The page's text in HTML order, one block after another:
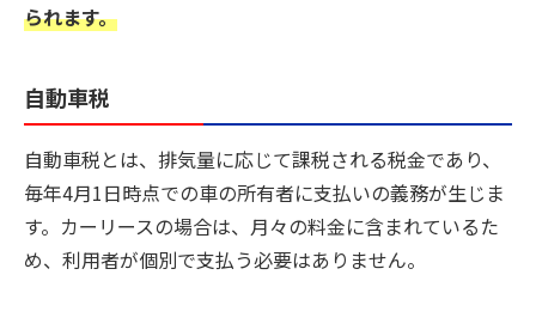
られます。
自動車税
自動車税とは、排気量に応じて課税される税金であり、
毎年4月1日時点での車の所有者に支払いの義務が生じま
す。カーリースの場合は、月々の料金に含まれているた
め、利用者が個別で支払う必要はありません。